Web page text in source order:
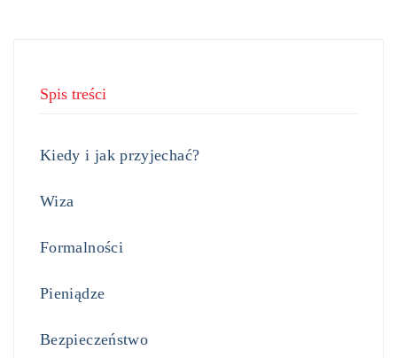
Spis treści
Kiedy i jak przyjechać?
Wiza
Formalności
Pieniądze
Bezpieczeństwo